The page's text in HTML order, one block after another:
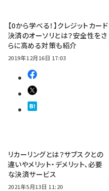
【0から学べる！】クレジットカード
決済のオーソリとは？安全性をさ
らに高める対策も紹介
2019年12月16日 17:03
リカーリングとは？サブスクとの
違いやメリット・デメリット、必要
な決済サービス
2021年5月13日 11:20